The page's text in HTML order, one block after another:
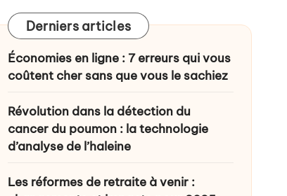
Derniers articles
Économies en ligne : 7 erreurs qui vous
coûtent cher sans que vous le sachiez
Révolution dans la détection du
cancer du poumon : la technologie
d’analyse de l’haleine
Les réformes de retraite à venir :